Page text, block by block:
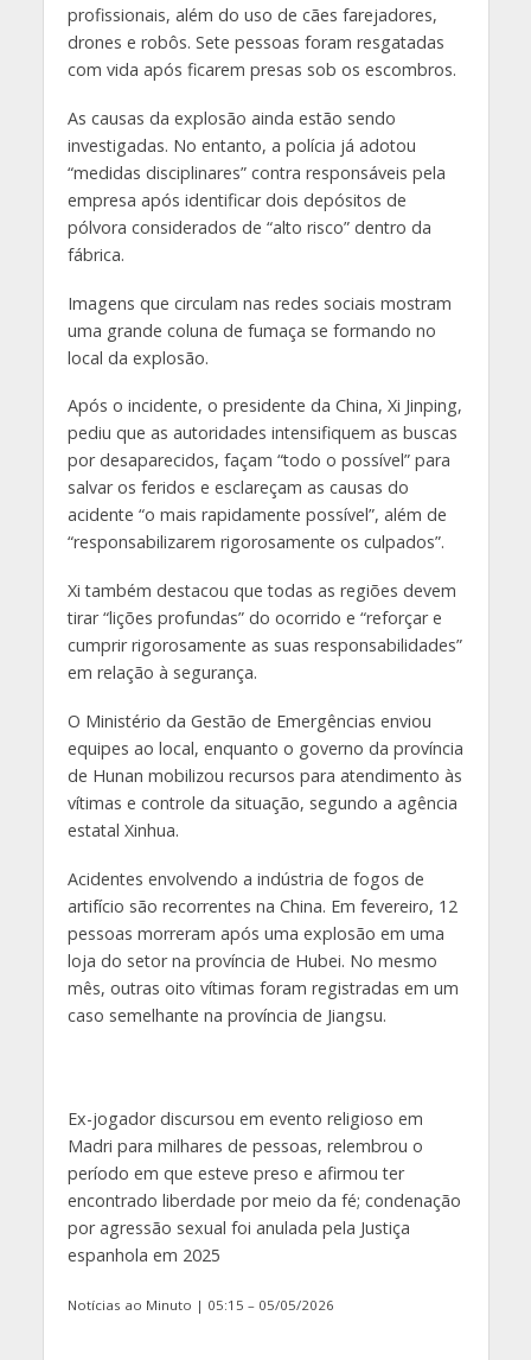
profissionais, além do uso de cães farejadores,
drones e robôs. Sete pessoas foram resgatadas
com vida após ficarem presas sob os escombros.
As causas da explosão ainda estão sendo
investigadas. No entanto, a polícia já adotou
“medidas disciplinares” contra responsáveis pela
empresa após identificar dois depósitos de
pólvora considerados de “alto risco” dentro da
fábrica.
Imagens que circulam nas redes sociais mostram
uma grande coluna de fumaça se formando no
local da explosão.
Após o incidente, o presidente da China, Xi Jinping,
pediu que as autoridades intensifiquem as buscas
por desaparecidos, façam “todo o possível” para
salvar os feridos e esclareçam as causas do
acidente “o mais rapidamente possível”, além de
“responsabilizarem rigorosamente os culpados”.
Xi também destacou que todas as regiões devem
tirar “lições profundas” do ocorrido e “reforçar e
cumprir rigorosamente as suas responsabilidades”
em relação à segurança.
O Ministério da Gestão de Emergências enviou
equipes ao local, enquanto o governo da província
de Hunan mobilizou recursos para atendimento às
vítimas e controle da situação, segundo a agência
estatal Xinhua.
Acidentes envolvendo a indústria de fogos de
artifício são recorrentes na China. Em fevereiro, 12
pessoas morreram após uma explosão em uma
loja do setor na província de Hubei. No mesmo
mês, outras oito vítimas foram registradas em um
caso semelhante na província de Jiangsu.
Ex-jogador discursou em evento religioso em
Madri para milhares de pessoas, relembrou o
período em que esteve preso e afirmou ter
encontrado liberdade por meio da fé; condenação
por agressão sexual foi anulada pela Justiça
espanhola em 2025
Notícias ao Minuto | 05:15 – 05/05/2026